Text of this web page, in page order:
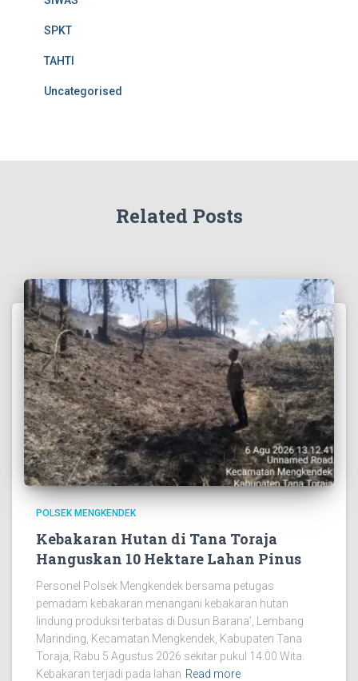
SPKT
TAHTI
Uncategorised
Related Posts
POLSEK MENGKENDEK
Kebakaran Hutan di Tana Toraja
Hanguskan 10 Hektare Lahan Pinus
Personel Polsek Mengkendek bersama petugas
pemadam kebakaran menangani kebakaran hutan
lindung produksi terbatas di Dusun Barana’, Lembang
Marinding, Kecamatan Mengkendek, Kabupaten Tana
Toraja, Rabu 5 Agustus 2026 sekitar pukul 14.00 Wita.
Kebakaran terjadi pada lahan Read more